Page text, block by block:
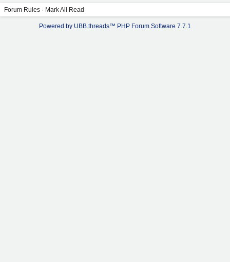
Forum Rules · Mark All Read
Powered by UBB.threads™ PHP Forum Software 7.7.1